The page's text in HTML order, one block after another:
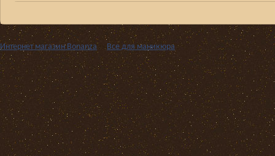
Интернет магазин Bonanza ›› Все для маникюра